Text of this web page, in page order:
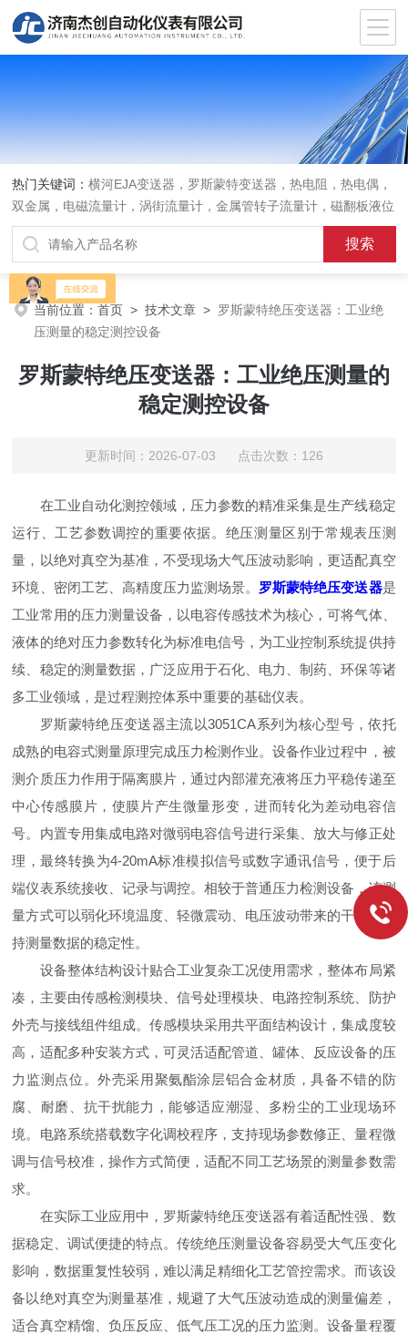
热门关键词：横河EJA变送器，罗斯蒙特变送器，热电阻，热电偶，
双金属，电磁流量计，涡街流量计，金属管转子流量计，磁翻板液位
计，超声波液位计
当前位置：首页 >技术文章 > 罗斯蒙特绝压变送器：工业绝
压测量的稳定测控设备
罗斯蒙特绝压变送器：工业绝压测量的
稳定测控设备
更新时间：2026-07-03 点击次数：126
在工业自动化测控领域，压力参数的精准采集是生产线稳定
运行、工艺参数调控的重要依据。绝压测量区别于常规表压测
量，以绝对真空为基准，不受现场大气压波动影响，更适配真空
环境、密闭工艺、高精度压力监测场景。 罗斯蒙特绝压变送器是
工业常用的压力测量设备，以电容传感技术为核心，可将气体、
液体的绝对压力参数转化为标准电信号，为工业控制系统提供持
续、稳定的测量数据，广泛应用于石化、电力、制药、环保等诸
多工业领域，是过程测控体系中重要的基础仪表。
罗斯蒙特绝压变送器主流以3051CA系列为核心型号，依托
成熟的电容式测量原理完成压力检测作业。设备作业过程中，被
测介质压力作用于隔离膜片，通过内部灌充液将压力平稳传递至
中心传感膜片，使膜片产生微量形变，进而转化为差动电容信
号。内置专用集成电路对微弱电容信号进行采集、放大与修正处
理，最终转换为4-20mA标准模拟信号或数字通讯信号，便于后
端仪表系统接收、记录与调控。相较于普通压力检测设备，该测
量方式可以弱化环境温度、轻微震动、电压波动带来的干扰，维
持测量数据的稳定性。
设备整体结构设计贴合工业复杂工况使用需求，整体布局紧
凑，主要由传感检测模块、信号处理模块、电路控制系统、防护
外壳与接线组件组成。传感模块采用共平面结构设计，集成度较
高，适配多种安装方式，可灵活适配管道、罐体、反应设备的压
力监测点位。外壳采用聚氨酯涂层铝合金材质，具备不错的防
腐、耐磨、抗干扰能力，能够适应潮湿、多粉尘的工业现场环
境。电路系统搭载数字化调校程序，支持现场参数修正、量程微
调与信号校准，操作方式简便，适配不同工艺场景的测量参数需
求。
在实际工业应用中，罗斯蒙特绝压变送器有着适配性强、数
据稳定、调试便捷的特点。传统绝压测量设备容易受大气压变化
影响，数据重复性较弱，难以满足精细化工艺管控需求。而该设
备以绝对真空为测量基准，规避了大气压波动造成的测量偏差，
适合真空精馏、负压反应、低气压工况的压力监测。设备量程覆